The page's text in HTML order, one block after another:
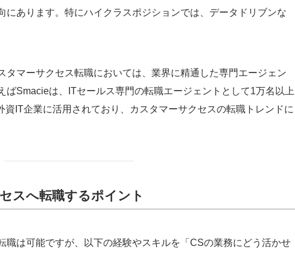
にあります。特にハイクラスポジションでは、データドリブンな
タマーサクセス転職においては、業界に精通した専門エージェン
ばSmacieは、ITセールス専門の転職エージェントとして1万名以上
IT企業に活用されており、カスタマーサクセスの転職トレンドに
スへ転職するポイント
職は可能ですが、以下の経験やスキルを「CSの業務にどう活かせ